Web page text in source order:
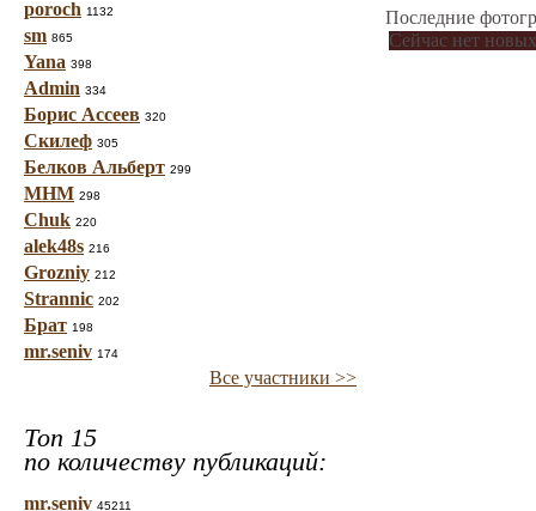
poroch 1132
sm 865
Yana 398
Admin 334
Борис Ассеев 320
Скилеф 305
Белков Альберт 299
МНМ 298
Chuk 220
alek48s 216
Grozniy 212
Strannic 202
Брат 198
mr.seniv 174
Все участники >>
Топ 15
по количеству публикаций:
mr.seniv 45211
Последние
Сейчас нет